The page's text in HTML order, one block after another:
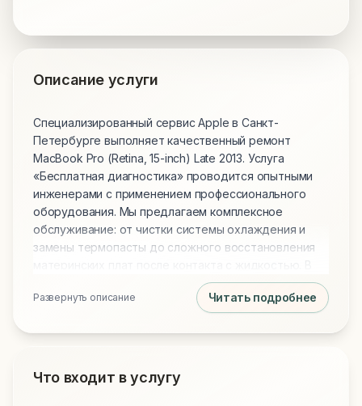
Описание услуги
Специализированный сервис Apple в Санкт-
Петербурге выполняет качественный ремонт
MacBook Pro (Retina, 15-inch) Late 2013. Услуга
«Бесплатная диагностика» проводится опытными
инженерами с применением профессионального
оборудования. Мы предлагаем комплексное
обслуживание: от чистки системы охлаждения и
замены термопасты до сложного восстановления
нашем распоряжении всегда есть оригинальные
дисплейные модули, новые аккумуляторы и
гарантию на все запчасти и выполненные работы.
Развернуть описание Читать подробнее
Что входит в услугу